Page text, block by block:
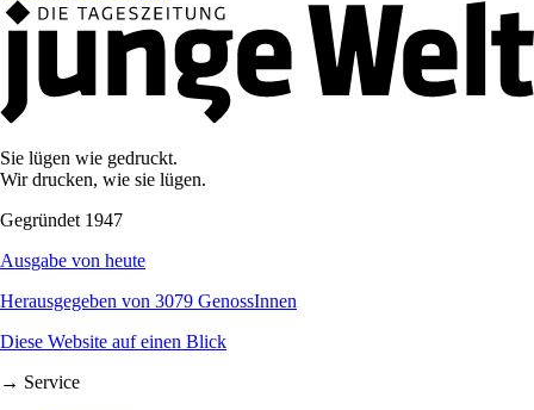
Sie lügen wie gedruckt.
Wir drucken, wie sie lügen.
Gegründet 1947
Ausgabe von heute
Herausgegeben von 3079 GenossInnen
Diese Website auf einen Blick
→ Service